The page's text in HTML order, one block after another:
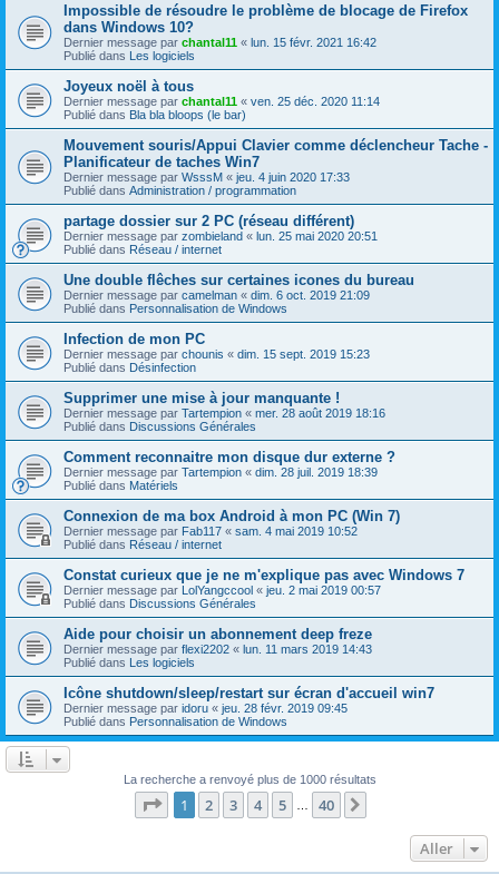
Impossible de résoudre le problème de blocage de Firefox
dans Windows 10?
Dernier message par chantal11 « lun. 15 févr. 2021 16:42
Publié dans Les logiciels
Joyeux noël à tous
Dernier message par chantal11 « ven. 25 déc. 2020 11:14
Publié dans Bla bla bloops (le bar)
Mouvement souris/Appui Clavier comme déclencheur Tache -
Planificateur de taches Win7
Dernier message par WsssM « jeu. 4 juin 2020 17:33
Publié dans Administration / programmation
partage dossier sur 2 PC (réseau différent)
Dernier message par zombieland « lun. 25 mai 2020 20:51
Publié dans Réseau / internet
Une double flêches sur certaines icones du bureau
Dernier message par camelman « dim. 6 oct. 2019 21:09
Publié dans Personnalisation de Windows
Infection de mon PC
Dernier message par chounis « dim. 15 sept. 2019 15:23
Publié dans Désinfection
Supprimer une mise à jour manquante !
Dernier message par Tartempion « mer. 28 août 2019 18:16
Publié dans Discussions Générales
Comment reconnaitre mon disque dur externe ?
Dernier message par Tartempion « dim. 28 juil. 2019 18:39
Publié dans Matériels
Connexion de ma box Android à mon PC (Win 7)
Dernier message par Fab117 « sam. 4 mai 2019 10:52
Publié dans Réseau / internet
Constat curieux que je ne m'explique pas avec Windows 7
Dernier message par LolYangccool « jeu. 2 mai 2019 00:57
Publié dans Discussions Générales
Aide pour choisir un abonnement deep freze
Dernier message par flexi2202 « lun. 11 mars 2019 14:43
Publié dans Les logiciels
Icône shutdown/sleep/restart sur écran d'accueil win7
Dernier message par idoru « jeu. 28 févr. 2019 09:45
Publié dans Personnalisation de Windows
La recherche a renvoyé plus de 1000 résultats
Page 1sur40
1 2 3 4 5 40
Aller